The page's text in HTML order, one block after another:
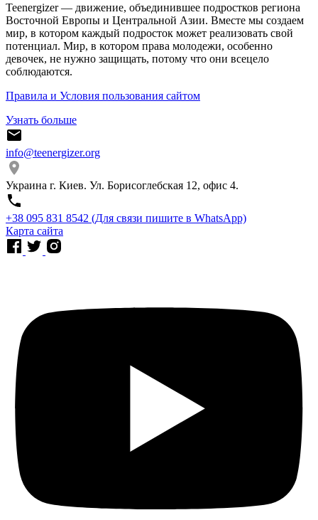
Teenergizer — движение, объединившее подростков региона
Восточной Европы и Центральной Азии. Вместе мы создаем
мир, в котором каждый подросток может реализовать свой
потенциал. Мир, в котором права молодежи, особенно
девочек, не нужно защищать, потому что они всецело
соблюдаются.
Правила и Условия пользования сайтом
Узнать больше
info@teenergizer.org
Украина г. Киев. Ул. Борисоглебская 12, офис 4.
⁨+38 095 831 8542⁩ (Для связи пишите в WhatsApp)
Карта сайта